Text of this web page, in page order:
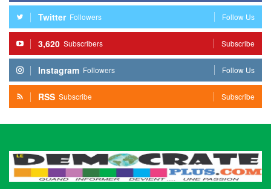
Twitter Followers Follow Us
3,620 Subscribers Subscribe
Instagram Followers Follow Us
RSS Subscribe Subscribe